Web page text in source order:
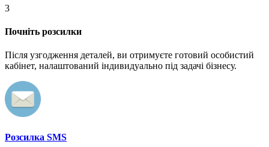
3
Почніть розсилки
Після узгодження деталей, ви отримуєте готовий особистий
кабінет, налаштований індивидуально під задачі бізнесу.
Розсилка SMS